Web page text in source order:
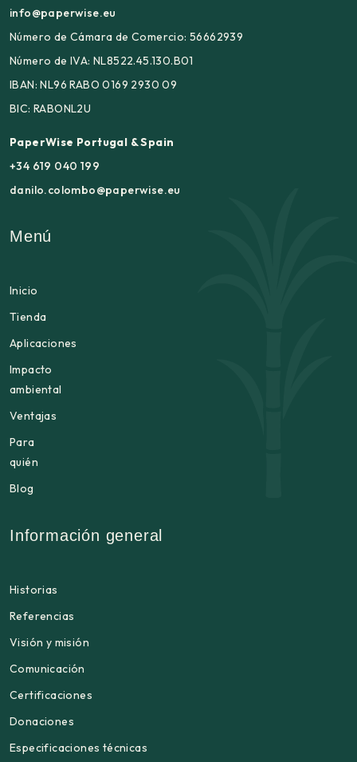
info@paperwise.eu
Número de Cámara de Comercio: 56662939
Número de IVA: NL8522.45.130.B01
IBAN: NL96 RABO 0169 2930 09
BIC: RABONL2U
PaperWise Portugal & Spain
+34 619 040 199
danilo.colombo@paperwise.eu
Menú
Inicio
Tienda
Aplicaciones
Impacto
ambiental
Ventajas
Para
quién
Blog
Información general
Historias
Referencias
Visión y misión
Comunicación
Certificaciones
Donaciones
Especificaciones técnicas